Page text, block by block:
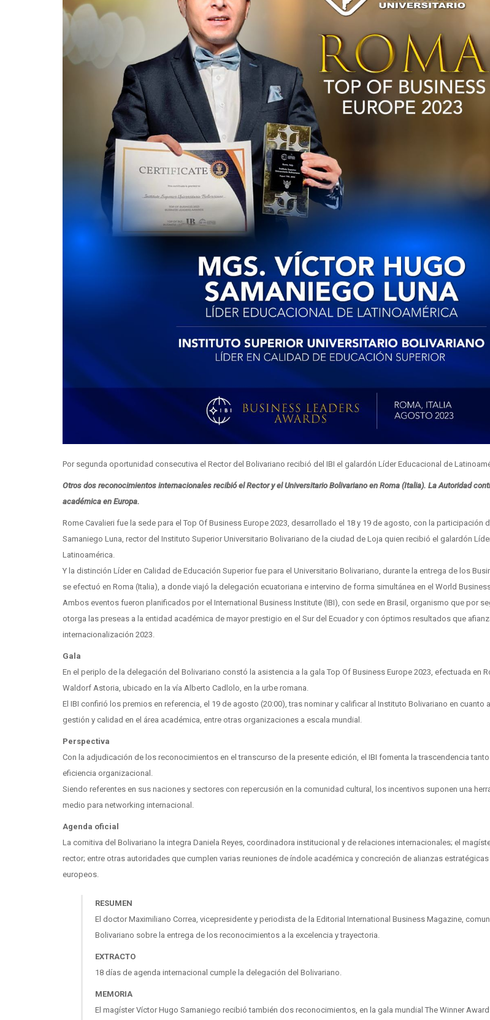
Por segunda oportunidad consecutiva el Rector del Bolivariano recibió del IBI el galardón Líder Educacional de
Otros dos reconocimientos internacionales recibió el Rector y el Universitario Bolivariano en Roma (Italia). La Autoridad
académica en Europa.
Rome Cavalieri fue la sede para el Top Of Business Europe 2023, desarrollado el 18 y 19 de agosto, con la participación
Samaniego Luna, rector del Instituto Superior Universitario Bolivariano de la ciudad de Loja quien recibió el galardón
Latinoamérica.
Y la distinción Líder en Calidad de Educación Superior fue para el Universitario Bolivariano, durante la entrega de los
se efectuó en Roma (Italia), a donde viajó la delegación ecuatoriana e intervino de forma simultánea en el World
Ambos eventos fueron planificados por el International Business Institute (IBI), con sede en Brasil, organismo que por
otorga las preseas a la entidad académica de mayor prestigio en el Sur del Ecuador y con óptimos resultados que
internacionalización 2023.
Gala
En el periplo de la delegación del Bolivariano constó la asistencia a la gala Top Of Business Europe 2023, efectuada en
Waldorf Astoria, ubicado en la vía Alberto Cadlolo, en la urbe romana.
El IBI confirió los premios en referencia, el 19 de agosto (20:00), tras nominar y calificar al Instituto Bolivariano en cuanto
gestión y calidad en el área académica, entre otras organizaciones a escala mundial.
Perspectiva
Con la adjudicación de los reconocimientos en el transcurso de la presente edición, el IBI fomenta la trascendencia
eficiencia organizacional.
Siendo referentes en sus naciones y sectores con repercusión en la comunidad cultural, los incentivos suponen una
medio para networking internacional.
Agenda oficial
La comitiva del Bolivariano la integra Daniela Reyes, coordinadora institucional y de relaciones internacionales; el
rector; entre otras autoridades que cumplen varias reuniones de índole académica y concreción de alianzas
europeos.
RESUMEN
El doctor Maximiliano Correa, vicepresidente y periodista de la Editorial International Business Magazine,
Bolivariano sobre la entrega de los reconocimientos a la excelencia y trayectoria.
EXTRACTO
18 días de agenda internacional cumple la delegación del Bolivariano.
MEMORIA
El magíster Víctor Hugo Samaniego recibió también dos reconocimientos, en la gala mundial The Winner